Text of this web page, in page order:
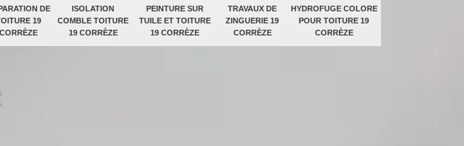
DE
19
CORRÈZE
ISOLATION
COMBLE TOITURE
19 CORRÈZE
PEINTURE SUR
TUILE ET TOITURE
19 CORRÈZE
TRAVAUX DE
ZINGUERIE 19
CORRÈZE
HYDROFUGE COLORE
POUR TOITURE 19
CORRÈZE